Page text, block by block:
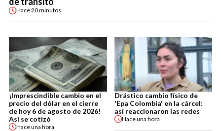
Hace20 minutos
¡Imprescindible cambio en el
precio del dólar en el cierre
de hoy 6 de agosto de 2026!
Así se cotizó
Haceuna hora
Drástico cambio físico de
'Epa Colombia' en la cárcel:
así reaccionaron las redes
Haceuna hora